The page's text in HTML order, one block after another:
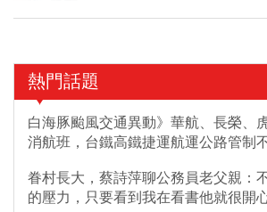
熱門話題
白海豚颱風交通異動》華航、長榮、
消航班，台鐵高鐵捷運航運公路管制
眷村長大，蔡詩萍聊公務員老父親：
的壓力，只要看到我在看書他就很開